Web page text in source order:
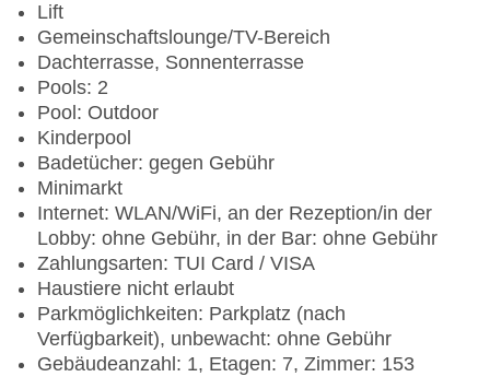
Lift
Gemeinschaftslounge/TV-Bereich
Dachterrasse, Sonnenterrasse
Pools: 2
Pool: Outdoor
Kinderpool
Badetücher: gegen Gebühr
Minimarkt
Internet: WLAN/WiFi, an der Rezeption/in der
Lobby: ohne Gebühr, in der Bar: ohne Gebühr
Zahlungsarten: TUI Card / VISA
Haustiere nicht erlaubt
Parkmöglichkeiten: Parkplatz (nach
Verfügbarkeit), unbewacht: ohne Gebühr
Gebäudeanzahl: 1, Etagen: 7, Zimmer: 153